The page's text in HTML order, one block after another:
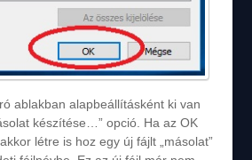
ablakban alapbeállításként ki van
készítése…” opció. Ha az OK
létre is hoz egy új fájlt „másolat”